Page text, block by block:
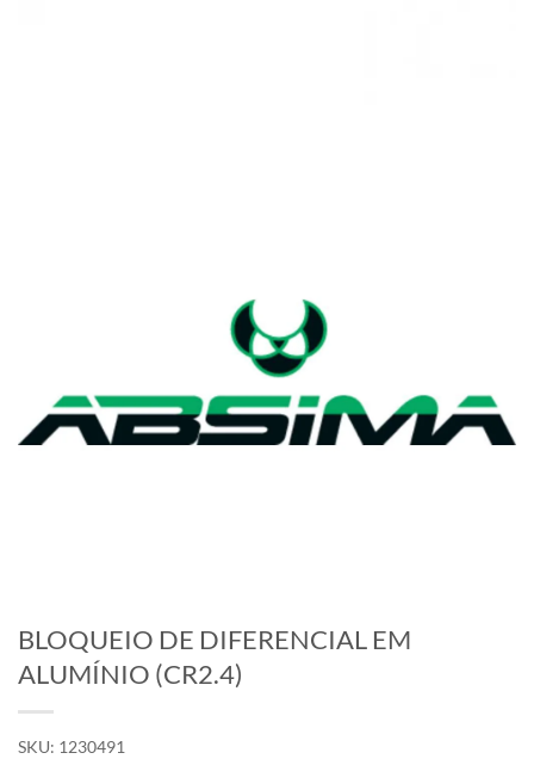
BLOQUEIO DE DIFERENCIAL EM
ALUMÍNIO (CR2.4)
SKU: 1230491